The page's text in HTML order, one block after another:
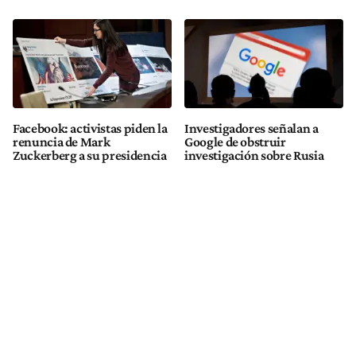
Facebook: activistas piden la
renuncia de Mark
Zuckerberg a su presidencia
Investigadores señalan a
Google de obstruir
investigación sobre Rusia